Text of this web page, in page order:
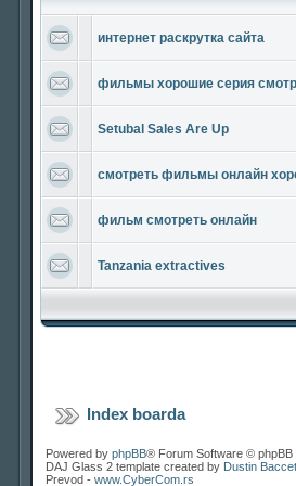
интернет раскрутка сайта
фильмы хорошие серия
Setubal Sales Are Up
смотреть фильмы онлайн
фильм смотреть онлайн
Tanzania extractives
Index boarda
Powered by phpBB® Forum Software © phpBB
DAJ Glass 2 template created by Dustin
Prevod - www.CyberCom.rs